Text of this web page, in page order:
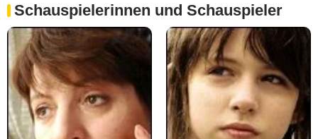
Schauspielerinnen und Schauspieler